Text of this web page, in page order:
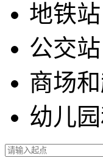
地铁站
公交站
商场
幼儿